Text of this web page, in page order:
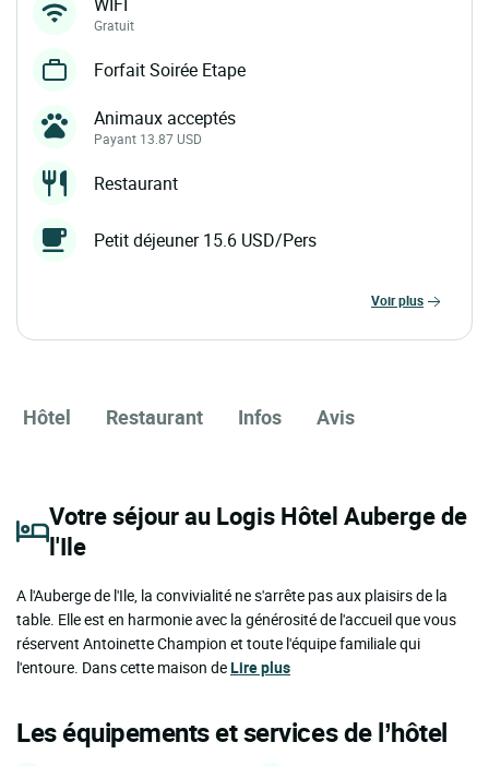
Gratuit
Forfait Soirée Etape
Animaux acceptés
Payant 13.87 USD
Restaurant
Petit déjeuner 15.6 USD/Pers
voir plus
Hôtel Restaurant Infos Avis
Votre séjour au Logis Hôtel Auberge de
l'Ile
A l'Auberge de l'Ile, la convivialité ne s'arrête pas aux plaisirs de la
table. Elle est en harmonie avec la générosité de l'accueil que vous
réservent Antoinette Champion et toute l'équipe familiale qui
l'entoure. Dans cette maison deLire plus
Les équipements et services de l’hôtel